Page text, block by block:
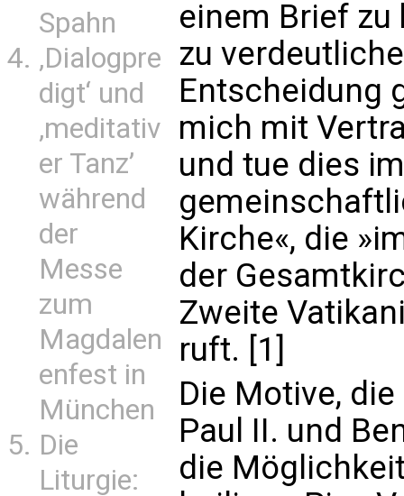
Spahn
‚Dialogpre
digt‘ und
‚meditativ
er Tanz’
während
der
Messe
zum
Magdalen
enfest in
München
Die
Liturgie:
einem Brief zu
zu
Entscheidung
mich mit
und tue dies
Kirche«, die
der
Zweite
ruft. [1]
Die Motive,
Paul II. und
die